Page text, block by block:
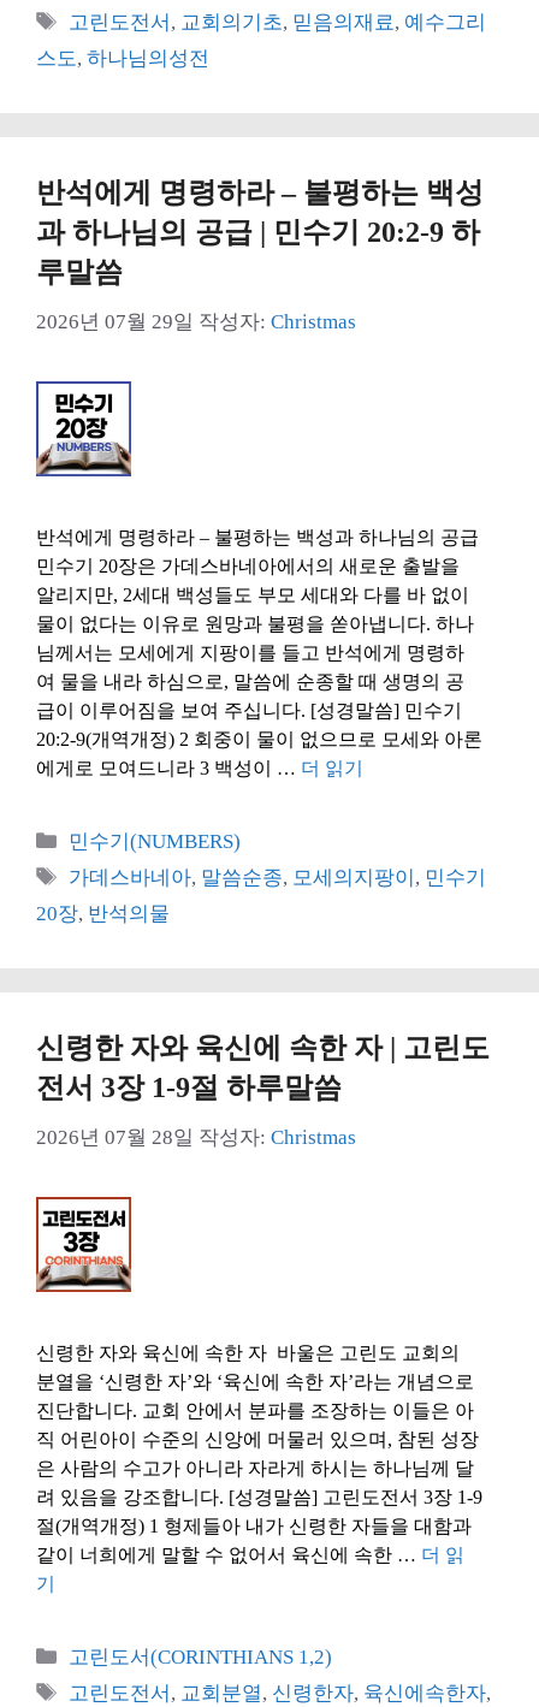
테
리
태
그
고린도전서 , 교회의기초, 믿음의재료, 예수그리
스도, 하나님의성전
반석에게 명령하라 – 불평하는 백성
과 하나님의 공급 | 민수기 20:2-9 하
루말씀
2026년 07월 29일 작성자: Christmas
반석에게 명령하라 – 불평하는 백성과 하나님의 공급
민수기 20장은 가데스바네아에서의 새로운 출발을
알리지만, 2세대 백성들도 부모 세대와 다를 바 없이
물이 없다는 이유로 원망과 불평을 쏟아냅니다. 하나
님께서는 모세에게 지팡이를 들고 반석에게 명령하
여 물을 내라 하심으로, 말씀에 순종할 때 생명의 공
급이 이루어짐을 보여 주십니다. [성경말씀] 민수기
20:2-9(개역개정) 2 회중이 물이 없으므로 모세와 아론
에게로 모여드니라 3 백성이 … 더 읽기
카
테
리
민수기(NUMBERS)
태
그
가데스바네아, 말씀순종, 모세의지팡이 , 민수기
20장, 반석의물
신령한 자와 육신에 속한 자 | 고린도
전서 3장 1-9절 하루말씀
2026년 07월 28일 작성자: Christmas
신령한 자와 육신에 속한 자 바울은 고린도 교회의
분열을 ‘신령한 자’와 ‘육신에 속한 자’라는 개념으로
진단합니다. 교회 안에서 분파를 조장하는 이들은 아
직 어린아이 수준의 신앙에 머물러 있으며, 참된 성장
은 사람의 수고가 아니라 자라게 하시는 하나님께 달
려 있음을 강조합니다. [성경말씀] 고린도전서 3장 1-9
절(개역개정) 1 형제들아 내가 신령한 자들을 대함과
같이 너희에게 말할 수 없어서 육신에 속한 … 더 읽
기
카
테
고린도서(CORINTHIANS 1,2)
태
고린도전서 , 교회분열, 신령한자, 육신에속한자,